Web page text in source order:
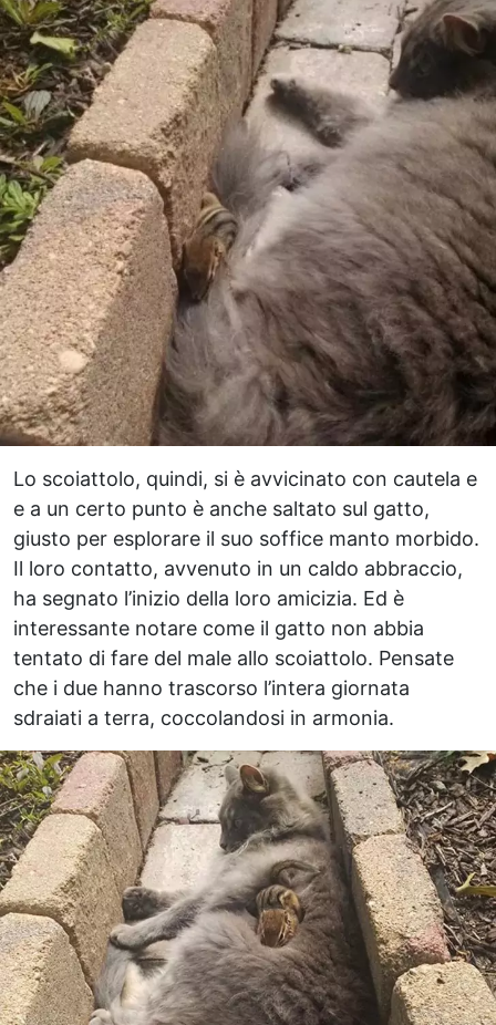
Lo scoiattolo, quindi, si è avvicinato con cautela e
e a un certo punto è anche saltato sul gatto,
giusto per esplorare il suo soffice manto morbido.
Il loro contatto, avvenuto in un caldo abbraccio,
ha segnato l’inizio della loro amicizia. Ed è
interessante notare come il gatto non abbia
tentato di fare del male allo scoiattolo. Pensate
che i due hanno trascorso l’intera giornata
sdraiati a terra, coccolandosi in armonia.